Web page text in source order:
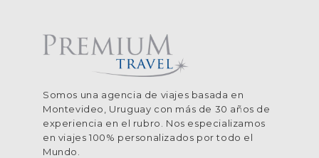
Somos una agencia de viajes basada en
Montevideo, Uruguay con más de 30 años de
experiencia en el rubro. Nos especializamos
en viajes 100% personalizados por todo el
Mundo.